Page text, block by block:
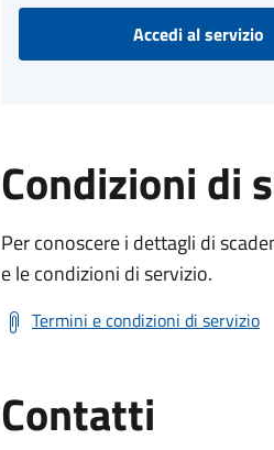
Accedi al servizio
Condizioni di
Per conoscere i dettagli di
e le condizioni di servizio.
Termini e condizioni di servizio
Contatti